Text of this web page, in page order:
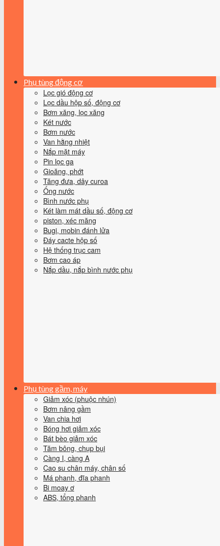
Phụ tùng động cơ
Lọc gió động cơ
Lọc dầu hộp số, động cơ
Bơm xăng, lọc xăng
Két nước
Bơm nước
Van hằng nhiệt
Nắp mặt máy
Pin lọc ga
Gioăng, phớt
Tăng đưa, dây curoa
Ống nước
Bình nước phụ
Két làm mát dầu số, động cơ
piston, xéc măng
Bugi, mobin đánh lửa
Đáy cacte hộp số
Hệ thống trục cam
Bơm cao áp
Nắp dầu, nắp bình nước phụ
Phụ tùng gầm, máy
Giảm xóc (phuộc nhún)
Bơm nâng gầm
Van chia hơi
Bóng hơi giảm xóc
Bát bèo giảm xóc
Tăm bông, chụp bụi
Càng I, càng A
Cao su chân máy, chân số
Má phanh, đĩa phanh
Bi moay ơ
ABS, tổng phanh